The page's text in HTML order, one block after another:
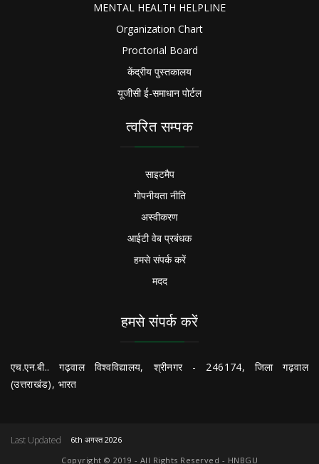
MENTAL HEALTH HELPLINE
Organization Chart
Proctorial Board
केंद्रीय पुस्तकालय
यूजीसी ई-समाधान पोर्टल
त्वरित सम्पक
साइटमैप
गोपनीयता नीति
अस्वीकरण
आईटी वेब प्रबंधक
हमसे संपर्क करें
मदद
हमसे संपर्क करें
एच.एन.बी.. गढ़वाल विश्वविद्यालय, श्रीनगर - 246174, जिला गढ़वाल
(उत्तराखंड), भारत
Last Updated
6th अगस्त 2026
Copyright © 2019 - All Rights Reserved - HNBGU